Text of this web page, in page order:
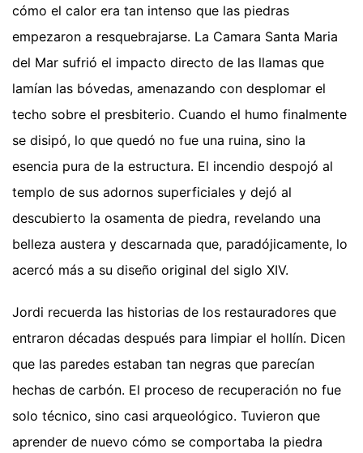
cómo el calor era tan intenso que las piedras
empezaron a resquebrajarse. La Camara Santa Maria
del Mar sufrió el impacto directo de las llamas que
lamían las bóvedas, amenazando con desplomar el
techo sobre el presbiterio. Cuando el humo finalmente
se disipó, lo que quedó no fue una ruina, sino la
esencia pura de la estructura. El incendio despojó al
templo de sus adornos superficiales y dejó al
descubierto la osamenta de piedra, revelando una
belleza austera y descarnada que, paradójicamente, lo
acercó más a su diseño original del siglo XIV.
Jordi recuerda las historias de los restauradores que
entraron décadas después para limpiar el hollín. Dicen
que las paredes estaban tan negras que parecían
hechas de carbón. El proceso de recuperación no fue
solo técnico, sino casi arqueológico. Tuvieron que
aprender de nuevo cómo se comportaba la piedra